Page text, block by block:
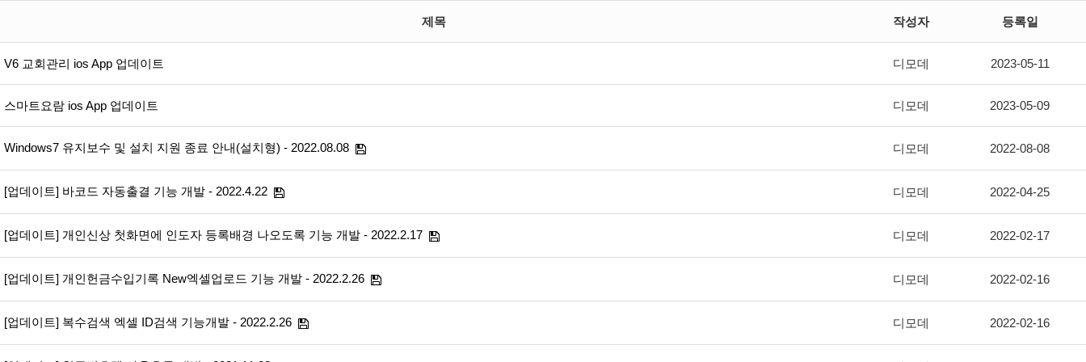
제목 작성자 등록일
V6 교회관리 ios App 업데이트 디모데 2023-05-11
스마트요람 ios App 업데이트 디모데 2023-05-09
Windows7 유지보수 및 설치 지원 종료 안내(설치형) - 2022.08.08 디모데 2022-08-08
[업데이트] 바코드 자동출결 기능 개발 - 2022.4.22 디모데 2022-04-25
[업데이트] 개인신상 첫화면에 인도자 등록배경 나오도록 기능 개발 - 2022.2.17 디모데 2022-02-17
[업데이트] 개인헌금수입기록 New엑셀업로드 기능 개발 - 2022.2.26 디모데 2022-02-16
[업데이트] 복수검색 엑셀 ID검색 기능개발 - 2022.2.26 디모데 2022-02-16